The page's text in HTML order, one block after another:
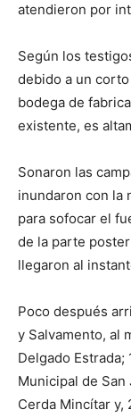
atendieron por
Según los
debido a un
bodega de
existente, es
Sonaron las
inundaron con la
para sofocar el
de la parte
llegaron al
Poco después
y Salvamento, al
Delgado
Municipal de
Cerda Mincítar y,